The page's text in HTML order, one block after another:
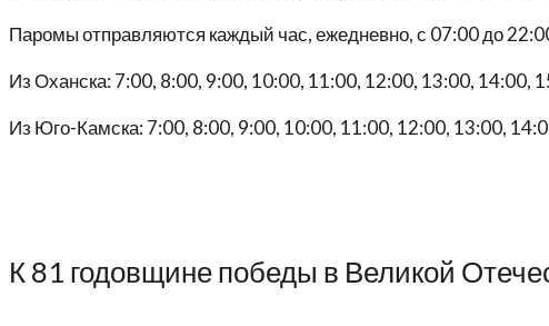
Паромы отправляются каждый час, ежедневно, с 07:00 до
Из Оханска: 7:00, 8:00, 9:00, 10:00, 11:00, 12:00, 13:00, 14:00,
Из Юго-Камска: 7:00, 8:00, 9:00, 10:00, 11:00, 12:00, 13:00,
К 81 годовщине победы в Великой